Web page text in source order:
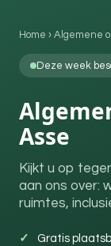
Home › Algemene
Deze week
Asse
Kijkt u op
aan ons over:
ruimtes,
Gratis